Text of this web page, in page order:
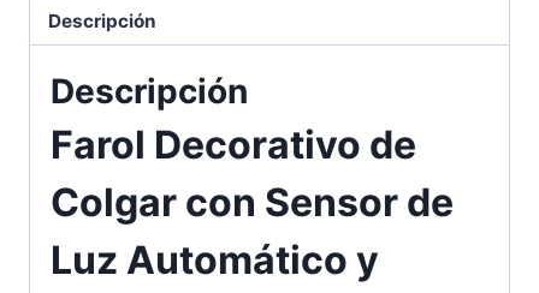
Descripción
Descripción
Farol Decorativo de
Colgar con Sensor de
Luz Automático y